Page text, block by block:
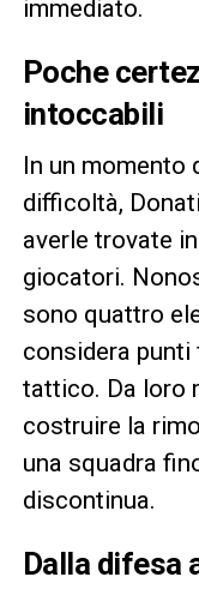
immediato.
Poche
intoccabili
In un momento
difficoltà,
averle trovate
giocatori.
sono quattro
considera
tattico. Da loro
costruire la
una squadra
discontinua.
Dalla difesa